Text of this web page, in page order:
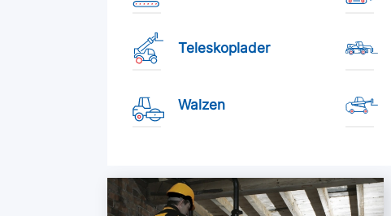
Teleskoplader
Walzen
Mehr lesen